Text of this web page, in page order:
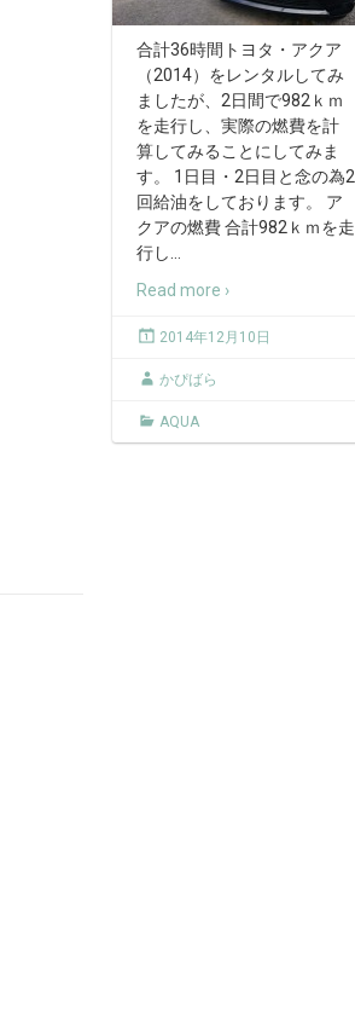
合計36時間トヨタ・アクア
（2014）をレンタルしてみ
ましたが、2日間で982ｋｍ
を走行し、実際の燃費を計
算してみることにしてみま
す。 1日目・2日目と念の為2
回給油をしております。 ア
クアの燃費 合計982ｋｍを走
行し
Read more ›
2014年12月10日
かぴばら
AQUA